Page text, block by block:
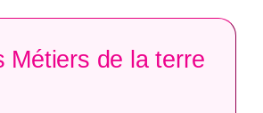
Métiers de la terre